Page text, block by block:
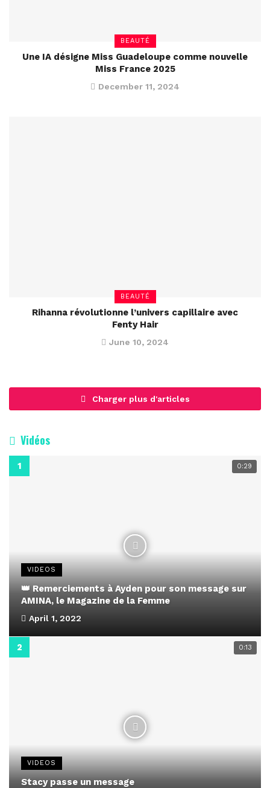
BEAUTÉ
Une IA désigne Miss Guadeloupe comme nouvelle
Miss France 2025
December 11, 2024
BEAUTÉ
Rihanna révolutionne l’univers capillaire avec
Fenty Hair
June 10, 2024
Charger plus d'articles
Vidéos
0:29
VIDEOS
👑 Remerciements à Ayden pour son message sur
AMINA, le Magazine de la Femme
April 1, 2022
0:13
VIDEOS
Stacy passe un message